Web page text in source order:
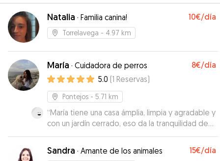
Natalia · Familia canina! 10€/día
Torrelavega - 4.97 km
María · Cuidadora de perros 8€/día
5.0 (1 Reservas)
Pontejos - 5.71 km
“María tiene una casa ámplia, limpia y agradable y
con un jardín cerrado, eso da la tranquilidad de
que no pueden escaparse.(el mío lo hace). Me
mandó vídeos y fotos cada día, tanto de casa
como de los paseos que daban, que fueron
Sandra · Amante de los animales 15€/día